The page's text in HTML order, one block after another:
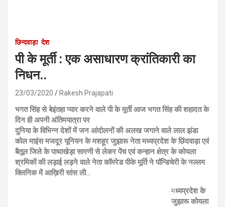
छिन्दवाड़ा देश
पी के मूर्ती : एक असाधारण क्रांतिकारी का
निधन..
23/03/2020 Rakesh Prajapati
भगत सिंह से बेइंतहा प्यार करने वाले पी के मूर्ती आज भगत सिंह की शहादत के
दिन ही अपनी अंतिमयात्रा पर
दुनिया के विभिन्न देशों में जन आंदोलनों की अलख जगाने वाले लाल झंडा
कोल माइंस मजदूर यूनियन के मशहूर जुझारू नेता मध्यप्रदेश के छिंदवाड़ा एवं
बैतूल जिले के पाथाखेड़ा सारणी से लेकर पेंच एवं कन्हान क्षेत्र के कोयला
श्रमिकों की लड़ाई लड़ने वाले नेता कॉमरेड पीके मूर्ति ने पॉन्डिचेरी के नल्लम
क्लिनिक में आख़िरी सांस ली..
मध्यप्रदेश के
जुझारू कोयला